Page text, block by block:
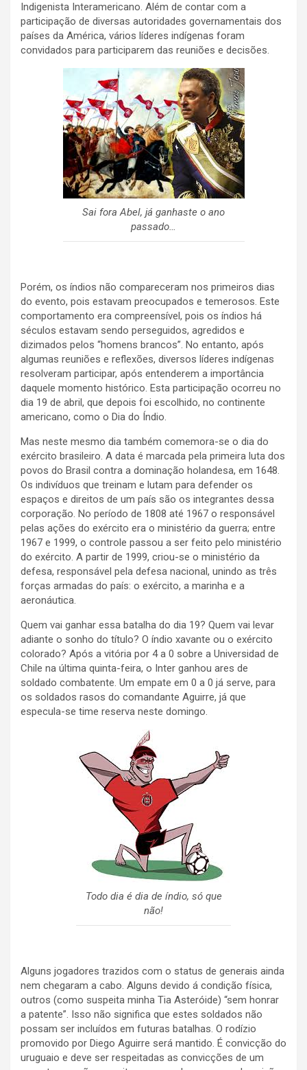
Indigenista Interamericano. Além de contar com a
participação de diversas autoridades governamentais dos
países da América, vários líderes indígenas foram
convidados para participarem das reuniões e decisões.
Sai fora Abel, já ganhaste o ano
passado…
Porém, os índios não compareceram nos primeiros dias
do evento, pois estavam preocupados e temerosos. Este
comportamento era compreensível, pois os índios há
séculos estavam sendo perseguidos, agredidos e
dizimados pelos “homens brancos”. No entanto, após
algumas reuniões e reflexões, diversos líderes indígenas
resolveram participar, após entenderem a importância
daquele momento histórico. Esta participação ocorreu no
dia 19 de abril, que depois foi escolhido, no continente
americano, como o Dia do Índio.
Mas neste mesmo dia também comemora-se o dia do
exército brasileiro. A data é marcada pela primeira luta dos
povos do Brasil contra a dominação holandesa, em 1648.
Os indivíduos que treinam e lutam para defender os
espaços e direitos de um país são os integrantes dessa
corporação. No período de 1808 até 1967 o responsável
pelas ações do exército era o ministério da guerra; entre
1967 e 1999, o controle passou a ser feito pelo ministério
do exército. A partir de 1999, criou-se o ministério da
defesa, responsável pela defesa nacional, unindo as três
forças armadas do país: o exército, a marinha e a
aeronáutica.
Quem vai ganhar essa batalha do dia 19? Quem vai levar
adiante o sonho do título? O índio xavante ou o exército
colorado? Após a vitória por 4 a 0 sobre a Universidad de
Chile na última quinta-feira, o Inter ganhou ares de
soldado combatente. Um empate em 0 a 0 já serve, para
os soldados rasos do comandante Aguirre, já que
especula-se time reserva neste domingo.
Todo dia é dia de índio, só que
não!
Alguns jogadores trazidos com o status de generais ainda
nem chegaram a cabo. Alguns devido á condição física,
outros (como suspeita minha Tia Asteróide) “sem honrar
a patente”. Isso não significa que estes soldados não
possam ser incluídos em futuras batalhas. O rodízio
promovido por Diego Aguirre será mantido. É convicção do
uruguaio e deve ser respeitadas as convicções de um